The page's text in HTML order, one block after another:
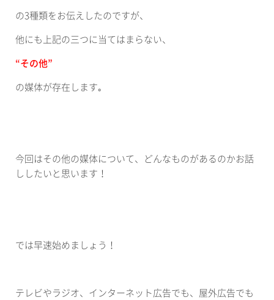
の3種類をお伝えしたのですが、
他にも上記の三つに当てはまらない、
“その他”
の媒体が存在します｡
今回はその他の媒体について、どんなものがあるのかお話
ししたいと思います！
では早速始めましょう！
テレビやラジオ、インターネット広告でも、屋外広告でも